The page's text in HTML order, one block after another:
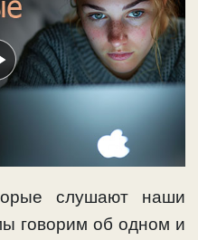
слушают наши
говорим об одном и